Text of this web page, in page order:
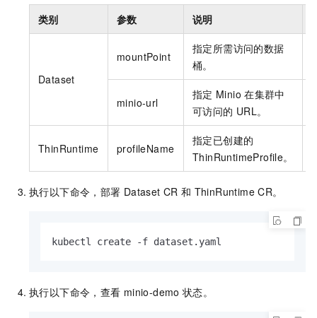
类别 参数 说明
Dataset
mountPoint
指定所需访问的数据
桶。
minio-url
指定 Minio 在集群中
可访问的 URL。
ThinRuntime profileName
指定已创建的
ThinRuntimeProfile。
执行以下命令，部署 Dataset CR 和 ThinRuntime CR。
kubectl create -f dataset.yaml
执行以下命令，查看 minio-demo 状态。